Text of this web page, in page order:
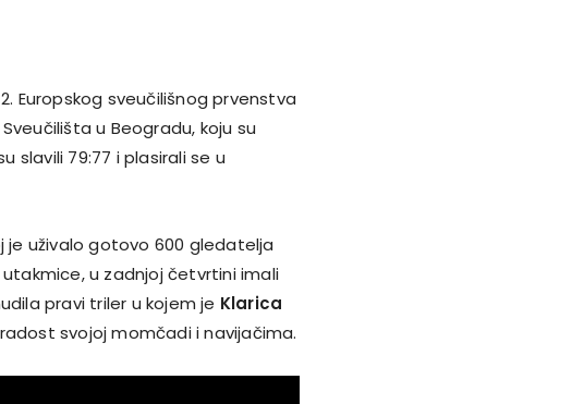
Europskog sveučilišnog prvenstva
u Beogradu, koju su
slavili 79:77 i plasirali se u
je uživalo gotovo 600 gledatelja
u zadnjoj četvrtini imali
pravi triler u kojem je Klarica
svojoj momčadi i navijačima.